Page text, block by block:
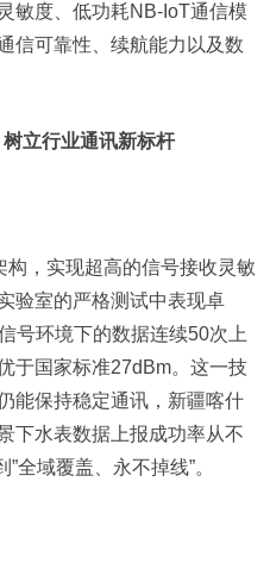
敏度、低功耗NB-IoT通信模
信可靠性、续航能力以及数
立行业通讯新标杆
构，实现超高的信号接收灵敏
验室的严格测试中表现卓
号环境下的数据连续50次上
于国家标准27dBm。这一技
能保持稳定通讯，新疆喀什
下水表数据上报成功率从不
全域覆盖、永不掉线”。